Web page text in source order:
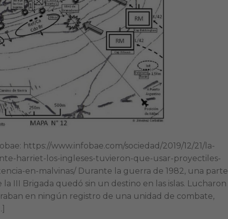
https://www.infobae.com/sociedad/2019/12/21/la-
harriet-los-ingleses-tuvieron-que-usar-proyectiles-
en-malvinas/ Durante la guerra de 1982, una parte
III Brigada quedó sin un destino en las islas. Lucharon
en ningún registro de una unidad de combate,